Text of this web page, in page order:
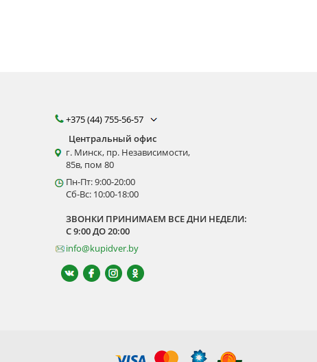
+375 (44) 755-56-57
Центральный офис
г. Минск, пр. Независимости,
85в, пом 80
Пн-Пт: 9:00-20:00
Сб-Вс: 10:00-18:00
ЗВОНКИ ПРИНИМАЕМ ВСЕ ДНИ НЕДЕЛИ:
С 9:00 ДО 20:00
info@kupidver.by